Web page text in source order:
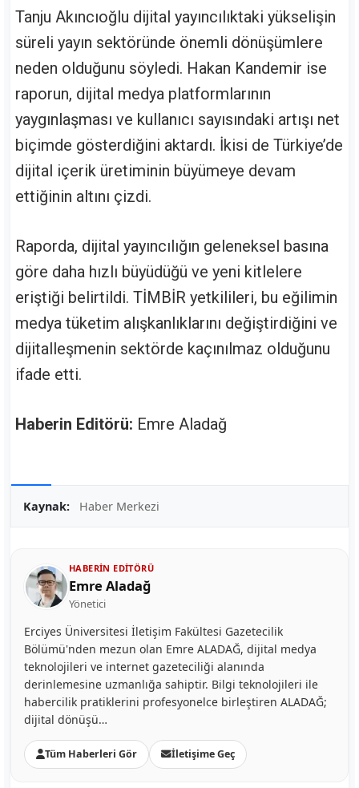
Tanju Akıncıoğlu dijital yayıncılıktaki yükselişin
süreli yayın sektöründe önemli dönüşümlere
neden olduğunu söyledi. Hakan Kandemir ise
raporun, dijital medya platformlarının
yaygınlaşması ve kullanıcı sayısındaki artışı net
biçimde gösterdiğini aktardı. İkisi de Türkiye’de
dijital içerik üretiminin büyümeye devam
ettiğinin altını çizdi.
Raporda, dijital yayıncılığın geleneksel basına
göre daha hızlı büyüdüğü ve yeni kitlelere
eriştiği belirtildi. TİMBİR yetkilileri, bu eğilimin
medya tüketim alışkanlıklarını değiştirdiğini ve
dijitalleşmenin sektörde kaçınılmaz olduğunu
ifade etti.
Haberin Editörü: Emre Aladağ
Kaynak: Haber Merkezi
HABERIN EDITÖRÜ
Emre Aladağ
Yönetici
Erciyes Üniversitesi İletişim Fakültesi Gazetecilik
Bölümü'nden mezun olan Emre ALADAĞ, dijital medya
teknolojileri ve internet gazeteciliği alanında
derinlemesine uzmanlığa sahiptir. Bilgi teknolojileri ile
habercilik pratiklerini profesyonelce birleştiren ALADAĞ;
dijital dönüşü…
Tüm Haberleri Gör İletişime Geç